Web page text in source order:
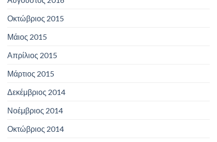
Οκτώβριος 2015
Μάιος 2015
Απρίλιος 2015
Μάρτιος 2015
Δεκέμβριος 2014
Νοέμβριος 2014
Οκτώβριος 2014